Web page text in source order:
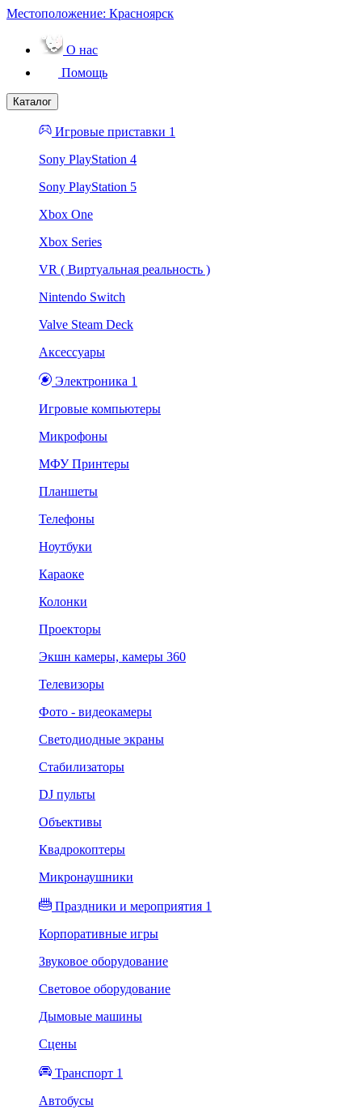
Местоположение: Красноярск
О нас
Помощь
Каталог
Игровые приставки 1
Sony PlayStation 4
Sony PlayStation 5
Xbox One
Xbox Series
VR ( Виртуальная реальность )
Nintendo Switch
Valve Steam Deck
Аксессуары
Электроника 1
Игровые компьютеры
Микрофоны
МФУ Принтеры
Планшеты
Телефоны
Ноутбуки
Караоке
Колонки
Проекторы
Экшн камеры, камеры 360
Телевизоры
Фото - видеокамеры
Светодиодные экраны
Стабилизаторы
DJ пульты
Объективы
Квадрокоптеры
Микронаушники
Праздники и мероприятия 1
Корпоративные игры
Звуковое оборудование
Световое оборудование
Дымовые машины
Сцены
Транспорт 1
Автобусы